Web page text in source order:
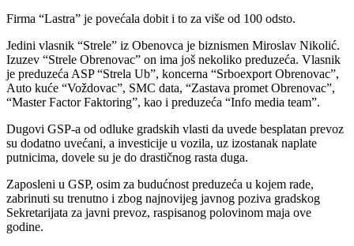
Firma “Lastra” je povećala dobit i to za više od 100 odsto.
Jedini vlasnik “Strele” iz Obenovca je biznismen Miroslav Nikolić.
Izuzev “Strele Obrenovac” on ima još nekoliko preduzeća. Vlasnik
je preduzeća ASP “Strela Ub”, koncerna “Srboexport Obrenovac”,
Auto kuće “Voždovac”, SMC data, “Zastava promet Obrenovac”,
“Master Factor Faktoring”, kao i preduzeća “Info media team”.
Dugovi GSP-a od odluke gradskih vlasti da uvede besplatan prevoz
su dodatno uvećani, a investicije u vozila, uz izostanak naplate
putnicima, dovele su je do drastičnog rasta duga.
Zaposleni u GSP, osim za budućnost preduzeća u kojem rade,
zabrinuti su trenutno i zbog najnovijeg javnog poziva gradskog
Sekretarijata za javni prevoz, raspisanog polovinom maja ove
godine.